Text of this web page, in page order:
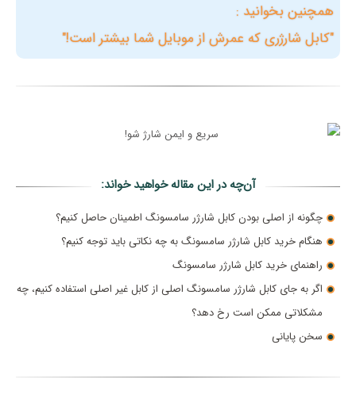
همچنین بخوانید :
"کابل شارژری که عمرش از موبایل شما بیشتر است!"
آن‌چه در این مقاله خواهید خواند:
چگونه از اصلی بودن کابل شارژر سامسونگ اطمینان حاصل کنیم؟
هنگام خرید کابل شارژر سامسونگ به چه نکاتی باید توجه کنیم؟
راهنمای خرید کابل شارژر سامسونگ
اگر به جای کابل شارژر سامسونگ اصلی از کابل غیر اصلی استفاده کنیم، چه
مشکلاتی ممکن است رخ دهد؟
سخن پایانی